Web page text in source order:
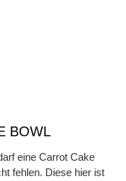
BOWL
eine Carrot Cake
fehlen. Diese hier ist